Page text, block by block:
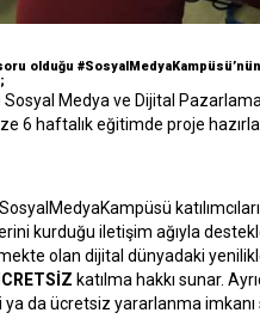
olduğu
Sosyal Medya ve Dijital
6 haftalık eğitimde proje
kurduğu iletişim ağıyla
olan dijital dünyadaki
katılma hakkı sunar.
da ücretsiz yararlanma imkanı